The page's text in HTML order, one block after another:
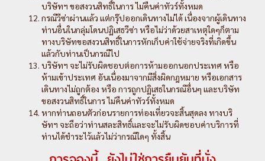
บริษัทฯ ขอสงวนสิทธิ์ในการ ไม่คืนค่าทัวร์ทั้งหมด
กรณีวีซ่าผ่านแล้ว แต่กรุ๊ปออกเดินทางไม่ได้ เนื่องจากผู้เดินทาง
ท่านอื่นในกลุ่มโดนปฏิเสธวีซ่า หรือไม่ว่าด้วยสาเหตุใดๆก็ตาม
ทางบริษัทขอสงวนสิทธิ์ในการหักเก็บค่าใช้จ่ายจริงที่เกิดขึ้น
แล้วกับท่านเป็นกรณีไป
บริษัทฯ จะไม่รับผิดชอบต่อการห้ามออกนอกประเทศ หรือ
ห้ามเข้าประเทศ อันเนื่องมาจากมีสิ่งผิดกฎหมาย หรือเอกสาร
เดินทางไม่ถูกต้อง หรือ การถูกปฏิเสธในกรณีอื่นๆ และบริษัท
ขอสงวนสิทธิ์ในการ ไม่คืนค่าทัวร์ทั้งหมด
หากท่านถอนตัวก่อนรายการท่องเที่ยวจะสิ้นสุดลง ทางบริ
ษัทฯ จะถือว่าท่านสละสิทธิ์และจะไม่รับผิดชอบค่าบริการที่
ท่านได้ชำระไว้แล้วไม่ว่ากรณีใดๆ ทั้งสิ้น